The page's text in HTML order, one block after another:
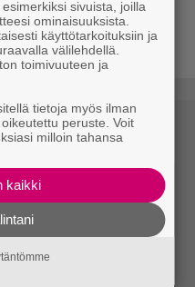
jatko-osa
of the Hunter
sivuista, joilla
ominaisuuksista.
käyttötarkoituksiin ja
välilehdellä.
toimivuuteen ja
tietoja myös ilman
peruste. Voit
milloin tahansa
kaikki